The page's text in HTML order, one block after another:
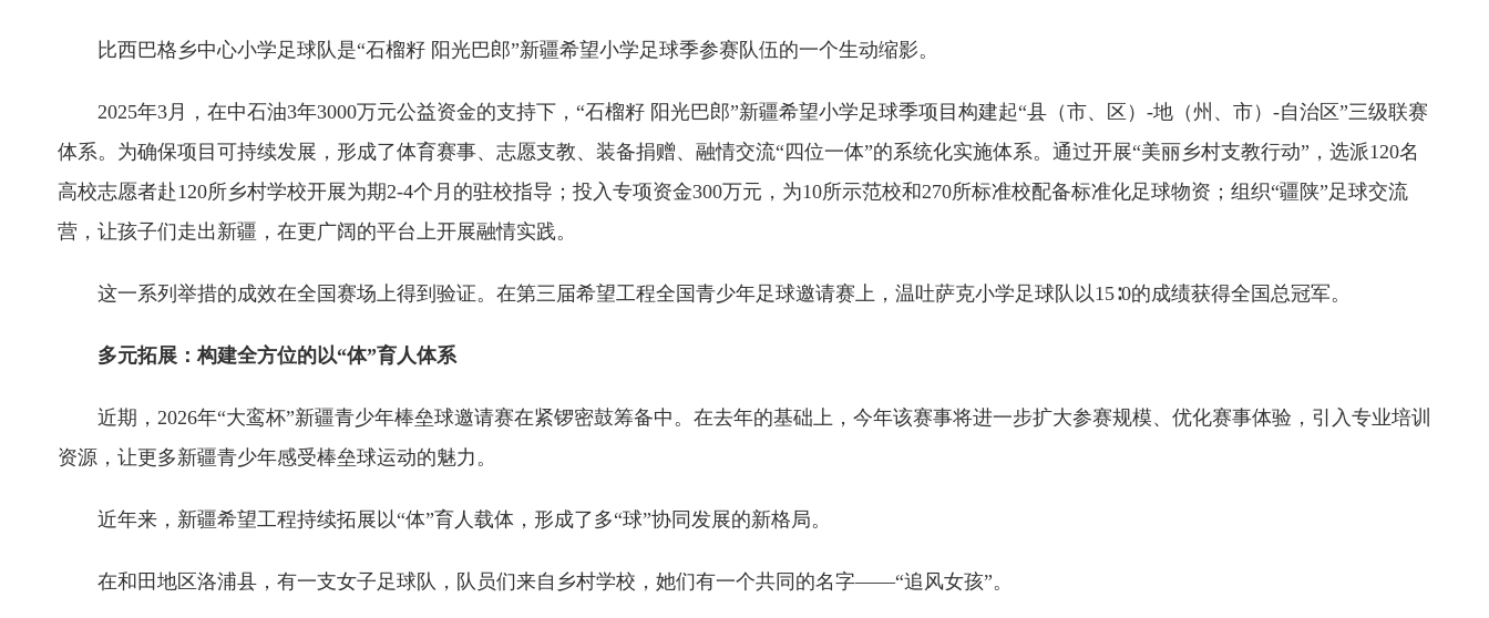
比西巴格乡中心小学足球队是“石榴籽 阳光巴郎”新疆希望小学足球季参赛队伍的一个生动缩影。
2025年3月，在中石油3年3000万元公益资金的支持下，“石榴籽 阳光巴郎”新疆希望小学足球季项目构建起“县（市、区）-地（州、市）-自治区”三级联赛
体系。为确保项目可持续发展，形成了体育赛事、志愿支教、装备捐赠、融情交流“四位一体”的系统化实施体系。通过开展“美丽乡村支教行动”，选派120名
高校志愿者赴120所乡村学校开展为期2-4个月的驻校指导；投入专项资金300万元，为10所示范校和270所标准校配备标准化足球物资；组织“疆陕”足球交流
营，让孩子们走出新疆，在更广阔的平台上开展融情实践。
这一系列举措的成效在全国赛场上得到验证。在第三届希望工程全国青少年足球邀请赛上，温吐萨克小学足球队以15∶0的成绩获得全国总冠军。
多元拓展：构建全方位的以“体”育人体系
近期，2026年“大鸾杯”新疆青少年棒垒球邀请赛在紧锣密鼓筹备中。在去年的基础上，今年该赛事将进一步扩大参赛规模、优化赛事体验，引入专业培训
资源，让更多新疆青少年感受棒垒球运动的魅力。
近年来，新疆希望工程持续拓展以“体”育人载体，形成了多“球”协同发展的新格局。
在和田地区洛浦县，有一支女子足球队，队员们来自乡村学校，她们有一个共同的名字——“追风女孩”。